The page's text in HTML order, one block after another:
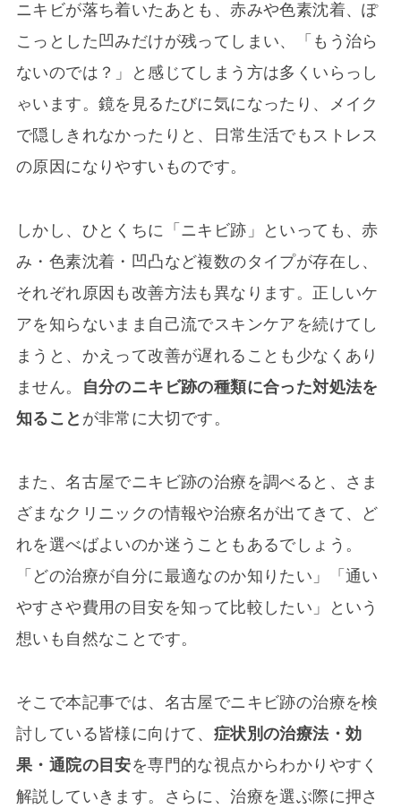
ニキビが落ち着いたあとも、赤みや色素沈着、ぽ
こっとした凹みだけが残ってしまい、「もう治ら
ないのでは？」と感じてしまう方は多くいらっし
ゃいます。鏡を見るたびに気になったり、メイク
で隠しきれなかったりと、日常生活でもストレス
の原因になりやすいものです。
しかし、ひとくちに「ニキビ跡」といっても、赤
み・色素沈着・凹凸など複数のタイプが存在し、
それぞれ原因も改善方法も異なります。正しいケ
アを知らないまま自己流でスキンケアを続けてし
まうと、かえって改善が遅れることも少なくあり
ません。
自分のニキビ跡の種類に合った対処法を
知ること が非常に大切です。
また、名古屋でニキビ跡の治療を調べると、さま
ざまなクリニックの情報や治療名が出てきて、ど
れを選べばよいのか迷うこともあるでしょう。
「どの治療が自分に最適なのか知りたい」「通い
やすさや費用の目安を知って比較したい」という
想いも自然なことです。
そこで本記事では、名古屋でニキビ跡の治療を検
討している皆様に向けて、 症状別の治療法・効
果・通院の目安を専門的な視点からわかりやすく
解説していきます。さらに、治療を選ぶ際に押さ